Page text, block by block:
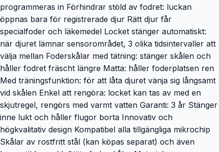
programmeras in Förhindrar stöld av fodret: luckan
öppnas bara för registrerade djur Rätt djur får
specialfoder och läkemedel Locket stänger automatiskt:
när djuret lämnar sensorområdet, 3 olika tidsintervaller att
välja mellan Foderskålar med tätning: stänger skålen och
håller fodret fräscht längre Matta: håller foderplatsen ren
Med träningsfunktion: för att låta djuret vänja sig långsamt
vid skålen Enkel att rengöra: locket kan tas av med en
skjutregel, rengörs med varmt vatten Garanti: 3 år Stänger
inne lukt och håller flugor borta Innovativ och
högkvalitativ design Kompatibel alla tillgängliga mikrochip
Skålar av rostfritt stål (kan köpas separat) och även